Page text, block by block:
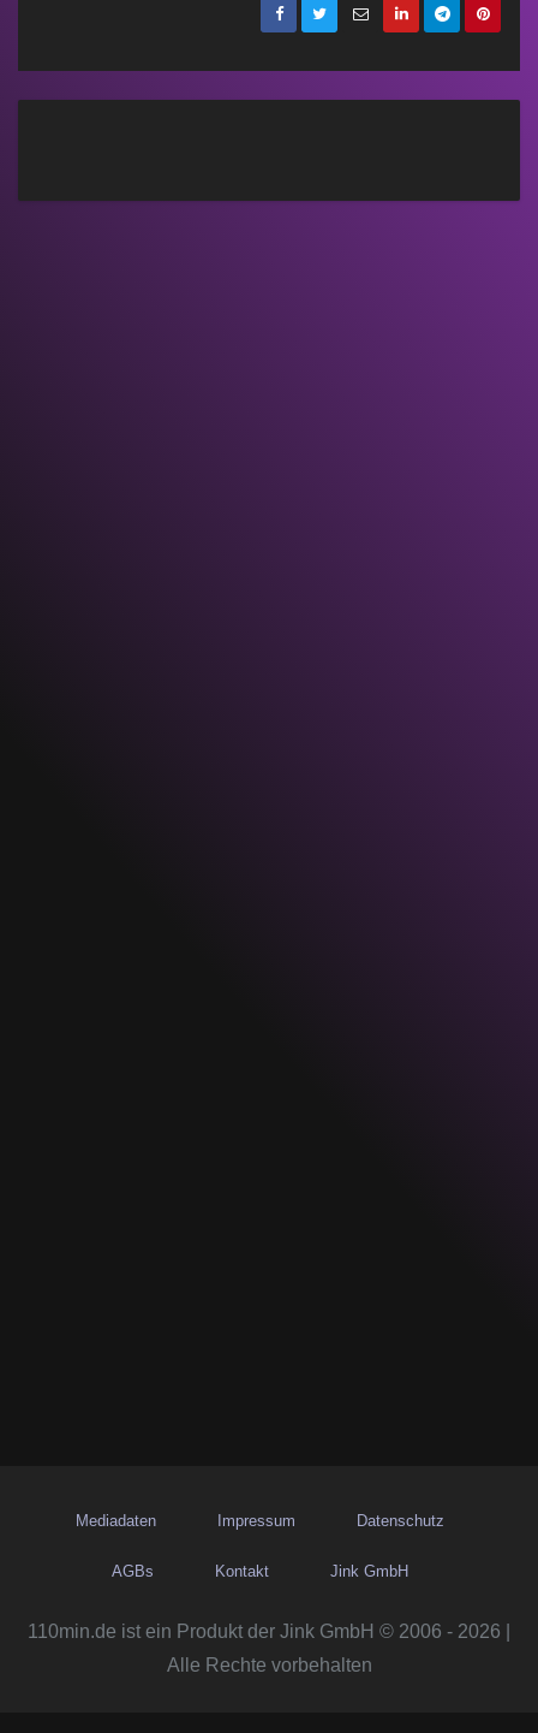
Mediadaten Impressum Datenschutz
AGBs Kontakt Jink GmbH
110min.de ist ein Produkt der Jink GmbH © 2006 - 2026 |
Alle Rechte vorbehalten